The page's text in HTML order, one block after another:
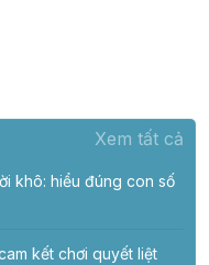
Xem tất cả
khô: hiểu đúng con số
kết chơi quyết liệt